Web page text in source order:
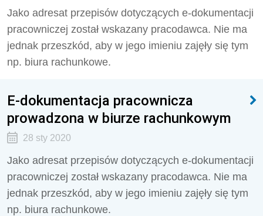
Jako adresat przepisów dotyczących e-dokumentacji
pracowniczej został wskazany pracodawca. Nie ma
jednak przeszkód, aby w jego imieniu zajęły się tym
np. biura rachunkowe.
E-dokumentacja pracownicza
prowadzona w biurze rachunkowym
28 sty 2020
Jako adresat przepisów dotyczących e-dokumentacji
pracowniczej został wskazany pracodawca. Nie ma
jednak przeszkód, aby w jego imieniu zajęły się tym
np. biura rachunkowe.